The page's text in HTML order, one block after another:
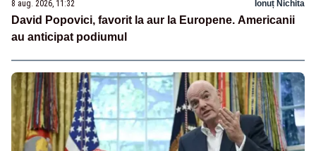
8 aug. 2026, 11:32 Ionuț Nichita
David Popovici, favorit la aur la Europene. Americanii
au anticipat podiumul